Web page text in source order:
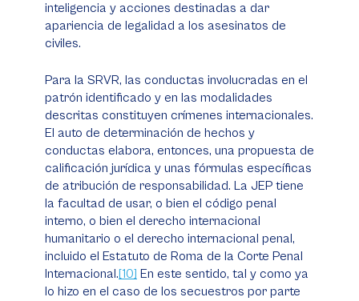
inteligencia y acciones destinadas a dar
apariencia de legalidad a los asesinatos de
civiles.
Para la SRVR, las conductas involucradas en el
patrón identificado y en las modalidades
descritas constituyen crímenes internacionales.
El auto de determinación de hechos y
conductas elabora, entonces, una propuesta de
calificación jurídica y unas fórmulas específicas
de atribución de responsabilidad. La JEP tiene
la facultad de usar, o bien el código penal
interno, o bien el derecho internacional
humanitario o el derecho internacional penal,
incluido el Estatuto de Roma de la Corte Penal
Internacional.[10] En este sentido, tal y como ya
lo hizo en el caso de los secuestros por parte